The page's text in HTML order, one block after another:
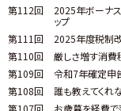
第112回
2025年ボーナ
ップ
第111回 2025年度税制
第110回
厳しさ増す消費
第109回
令和7年確定申
第108回
誰も教えてくれ
第107回
お歳暮を経費